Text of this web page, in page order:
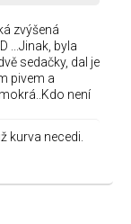
zvýšená
...Jinak, byla
sedačky, dal je
pivem a
není
kurva necedi.